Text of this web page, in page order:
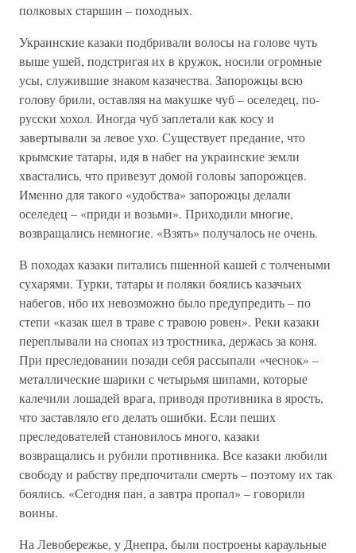
полковых старшин – походных.
Украинские казаки подбривали волосы на голове чуть
выше ушей, подстригая их в кружок, носили огромные
усы, служившие знаком казачества. Запорожцы всю
голову брили, оставляя на макушке чуб – оселедец, по-
русски хохол. Иногда чуб заплетали как косу и
завертывали за левое ухо. Существует предание, что
крымские татары, идя в набег на украинские земли
хвастались, что привезут домой головы запорожцев.
Именно для такого «удобства» запорожцы делали
оселедец – «приди и возьми». Приходили многие,
возвращались немногие. «Взять» получалось не очень.
В походах казаки питались пшенной кашей с толчеными
сухарями. Турки, татары и поляки боялись казачьих
набегов, ибо их невозможно было предупредить – по
степи «казак шел в траве с травою ровен». Реки казаки
переплывали на снопах из тростника, держась за коня.
При преследовании позади себя рассыпали «чеснок» –
металлические шарики с четырьмя шипами, которые
калечили лошадей врага, приводя противника в ярость,
что заставляло его делать ошибки. Если пеших
преследователей становилось много, казаки
возвращались и рубили противника. Все казаки любили
свободу и рабству предпочитали смерть – поэтому их так
боялись. «Сегодня пан, а завтра пропал» – говорили
воины.
На Левобережье, у Днепра, были построены караульные